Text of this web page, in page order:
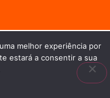
melhor experiência por
estará a consentir a sua